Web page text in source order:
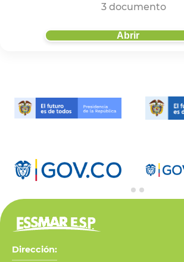
3 documento
Abrir
Dirección: